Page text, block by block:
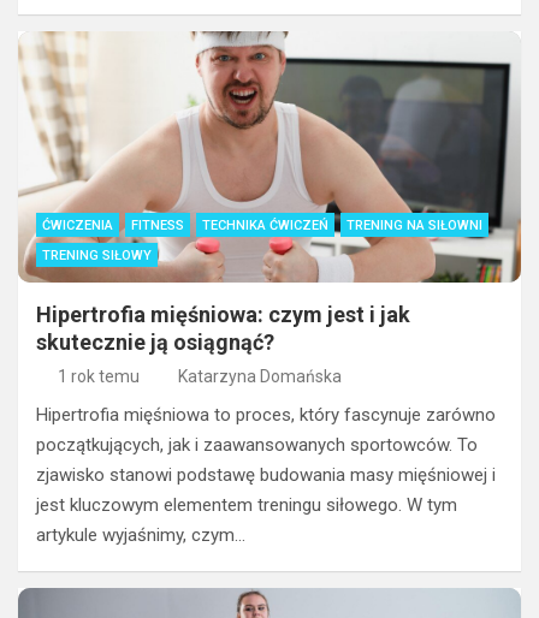
ĆWICZENIA FITNESS TECHNIKA ĆWICZEŃ
TRENING NA SIŁOWNI
TRENING SIŁOWY
Hipertrofia mięśniowa: czym jest i jak
skutecznie ją osiągnąć?
1 rok temu Katarzyna Domańska
Hipertrofia mięśniowa to proces, który fascynuje zarówno
początkujących, jak i zaawansowanych sportowców. To
zjawisko stanowi podstawę budowania masy mięśniowej i
jest kluczowym elementem treningu siłowego. W tym
artykule wyjaśnimy, czym…